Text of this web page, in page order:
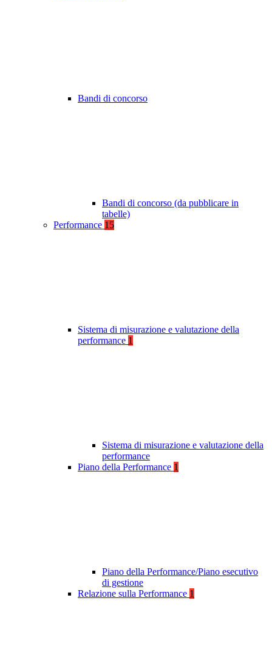
Bandi di concorso
Bandi di concorso (da pubblicare in
tabelle)
Performance 15
Sistema di misurazione e valutazione della
performance 1
Sistema di misurazione e valutazione della
performance
Piano della Performance 1
Piano della Performance/Piano esecutivo
di gestione
Relazione sulla Performance 1